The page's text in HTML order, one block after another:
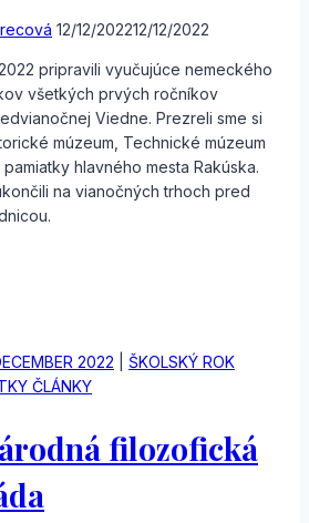
12/12/202212/12/2022
pripravili vyučujúce nemeckého
všetkých prvých ročníkov
Viedne. Prezreli sme si
múzeum, Technické múzeum
hlavného mesta Rakúska.
na vianočných trhoch pred
2022
ŠKOLSKÝ ROK
ČLÁNKY
filozofická